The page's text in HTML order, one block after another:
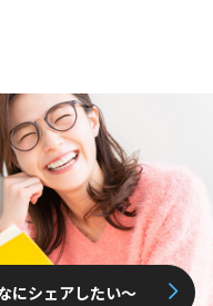
にシェアしたい〜